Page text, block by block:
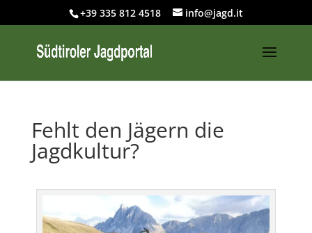
+39 335 812 4518 info@jagd.it
Fehlt den Jägern die
Jagdkultur?